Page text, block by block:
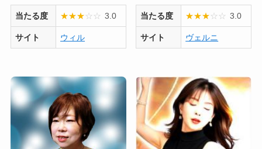
当たる度 ★★★☆ ☆ 3.0
サイト ウィル
当たる度 ★★★☆ ☆ 3.0
サイト ヴェルニ